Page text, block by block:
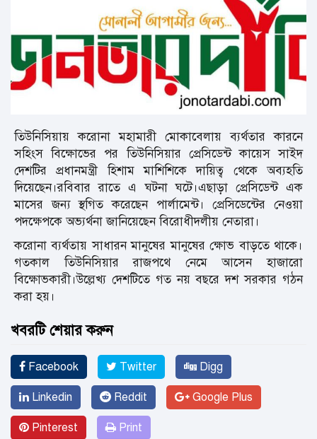
তিউনিসিয়ায় করোনা মহামারী মোকাবেলায় ব্যর্থতার কারনে
সহিংস বিক্ষোভের পর তিউনিসিয়ার প্রেসিডেন্ট কায়েস সাইদ
দেশটির প্রধানমন্ত্রী হিশাম মাশিশিকে দায়িত্ব থেকে অব্যহতি
দিয়েছেন।রবিবার রাতে এ ঘটনা ঘটে।এছাড়া প্রেসিডেন্ট এক
মাসের জন্য স্থগিত করেছেন পার্লামেন্ট। প্রেসিডেন্টের নেওয়া
পদক্ষেপকে অভ্যর্থনা জানিয়েছেন বিরোধীদলীয় নেতারা‌।
করোনা ব্যর্থতায় সাধারন মানুষের মানুষের ক্ষোভ বাড়তে থাকে।
গতকাল তিউনিসিয়ার রাজপথে নেমে আসেন হাজারো
বিক্ষোভকারী।উল্লেখ্য দেশটিতে গত নয় বছরে দশ সরকার গঠন
করা হয়।
খবরটি শেয়ার করুন
Facebook Twitter Digg
Linkedin Reddit Google Plus
Pinterest Print